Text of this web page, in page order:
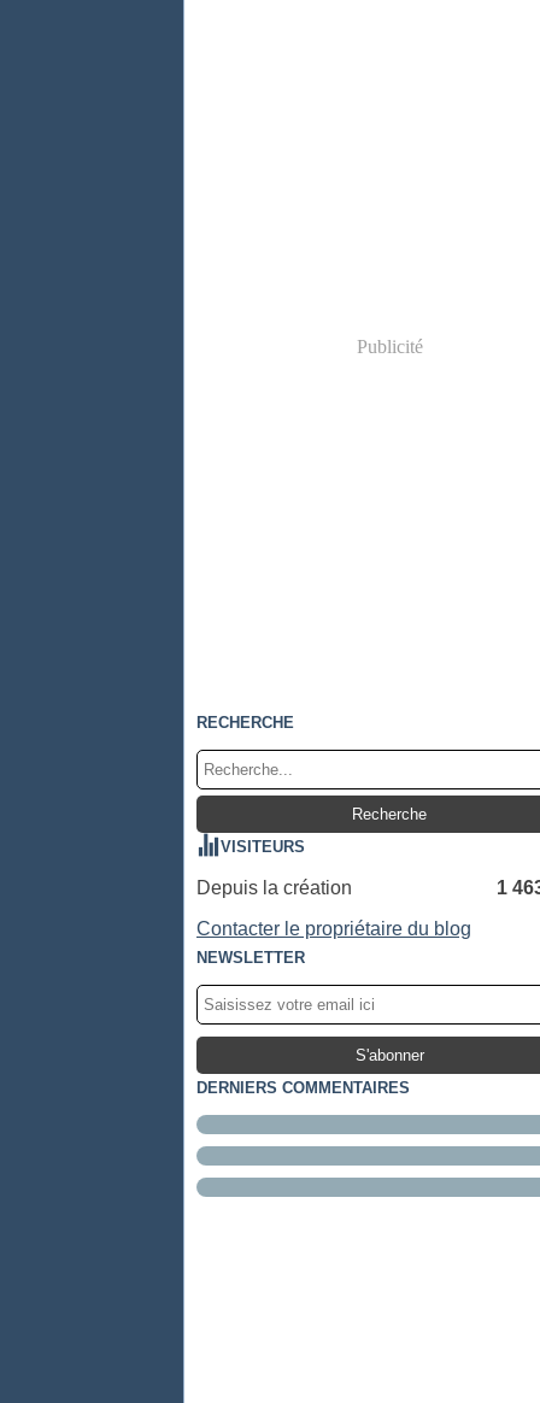
Publicité
RECHERCHE
VISITEURS
Depuis la création
1
Contacter le propriétaire du blog
NEWSLETTER
DERNIERS COMMENTAIRES